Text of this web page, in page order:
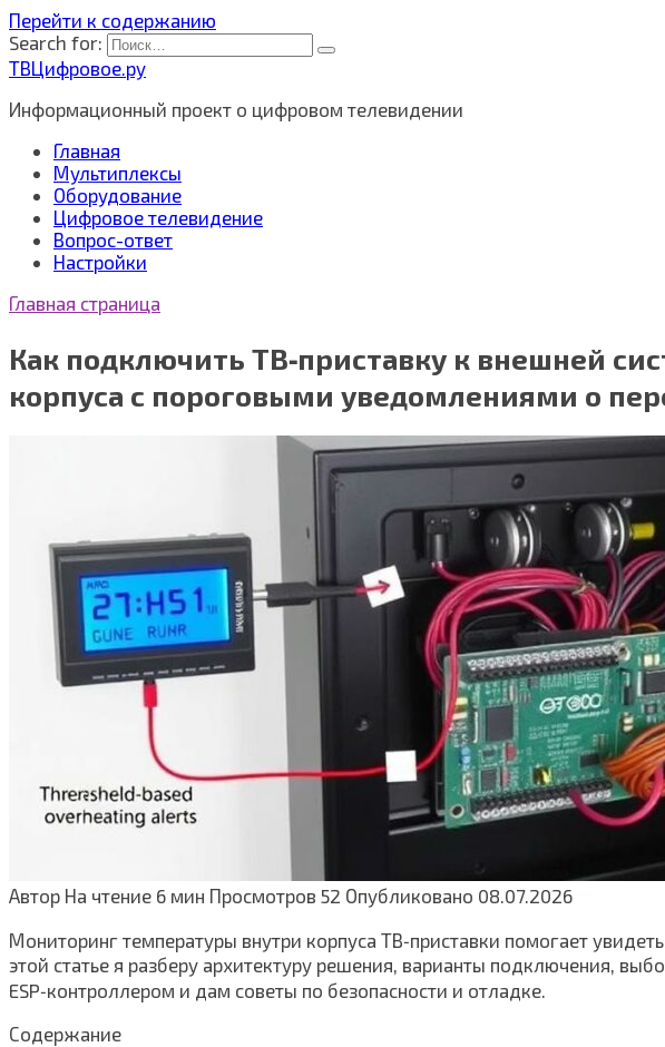
Перейти к содержанию
Search for:
ТВЦифровое.ру
Информационный проект о цифровом телевидении
Главная
Мультиплексы
Оборудование
Цифровое телевидение
Вопрос-ответ
Настройки
Главная страница
Как подключить ТВ‑приставку к внешней
корпуса с пороговыми уведомлениями о
Автор На чтение 6 мин Просмотров 52 Опубликовано 08.07.2026
Мониторинг температуры внутри корпуса ТВ‑приставки помогает
этой статье я разберу архитектуру решения, варианты подключения,
ESP‑контроллером и дам советы по безопасности и отладке.
Содержание